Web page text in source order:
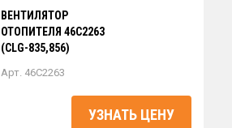
ВЕНТИЛЯТОР
ОТОПИТЕЛЯ 46С2263
(CLG-835,856)
Арт. 46C2263
УЗНАТЬ ЦЕНУ